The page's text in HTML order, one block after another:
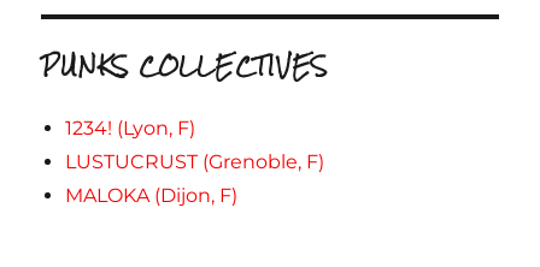
PUNKS COLLECTIVES
1234! (Lyon, F)
LUSTUCRUST (Grenoble, F)
MALOKA (Dijon, F)